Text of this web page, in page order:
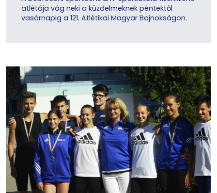
atlétája vág neki a küzdelmeknek péntektől
vasárnapig a 121. Atlétikai Magyar Bajnokságon.